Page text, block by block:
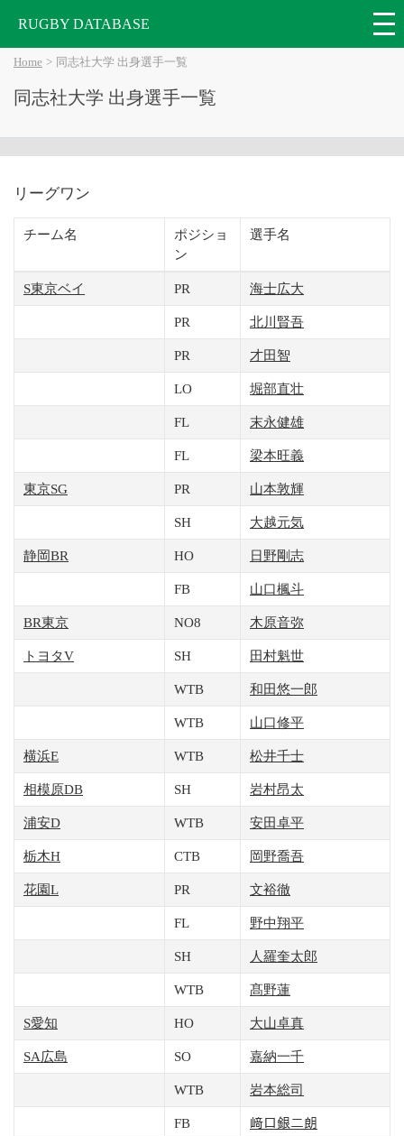
RUGBY DATABASE
Home 同志社大学 出身選手一覧
同志社大学 出身選手一覧
リーグワン
チーム名
ポジショ
ン
選手名
S東京ベイ PR 海士広大
PR 北川賢吾
PR 才田智
LO 堀部直壮
FL 末永健雄
FL 梁本旺義
東京SG PR 山本敦輝
SH 大越元気
静岡BR HO 日野剛志
FB 山口楓斗
BR東京 NO8 木原音弥
トヨタV SH 田村魁世
WTB 和田悠一郎
WTB 山口修平
横浜E WTB 松井千士
相模原DB SH 岩村昂太
浦安D WTB 安田卓平
栃木H CTB 岡野喬吾
花園L PR 文裕徹
FL 野中翔平
SH 人羅奎太郎
WTB 髙野蓮
S愛知 HO 大山卓真
SA広島 SO 嘉納一千
WTB 岩本総司
FB 﨑口銀二朗